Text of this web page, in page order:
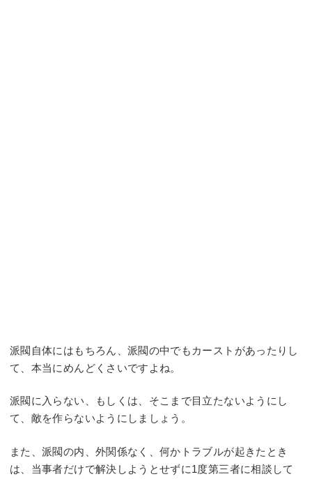
派閥自体にはもちろん、派閥の中でもカーストがあったりし
て、本当にめんどくさいですよね。
派閥に入らない、もしくは、そこまで目立たないようにし
て、敵を作らないようにしましょう。
また、派閥の内、外関係なく、何かトラブルが起きたとき
は、当事者だけで解決しようとせずに1度第三者に相談して